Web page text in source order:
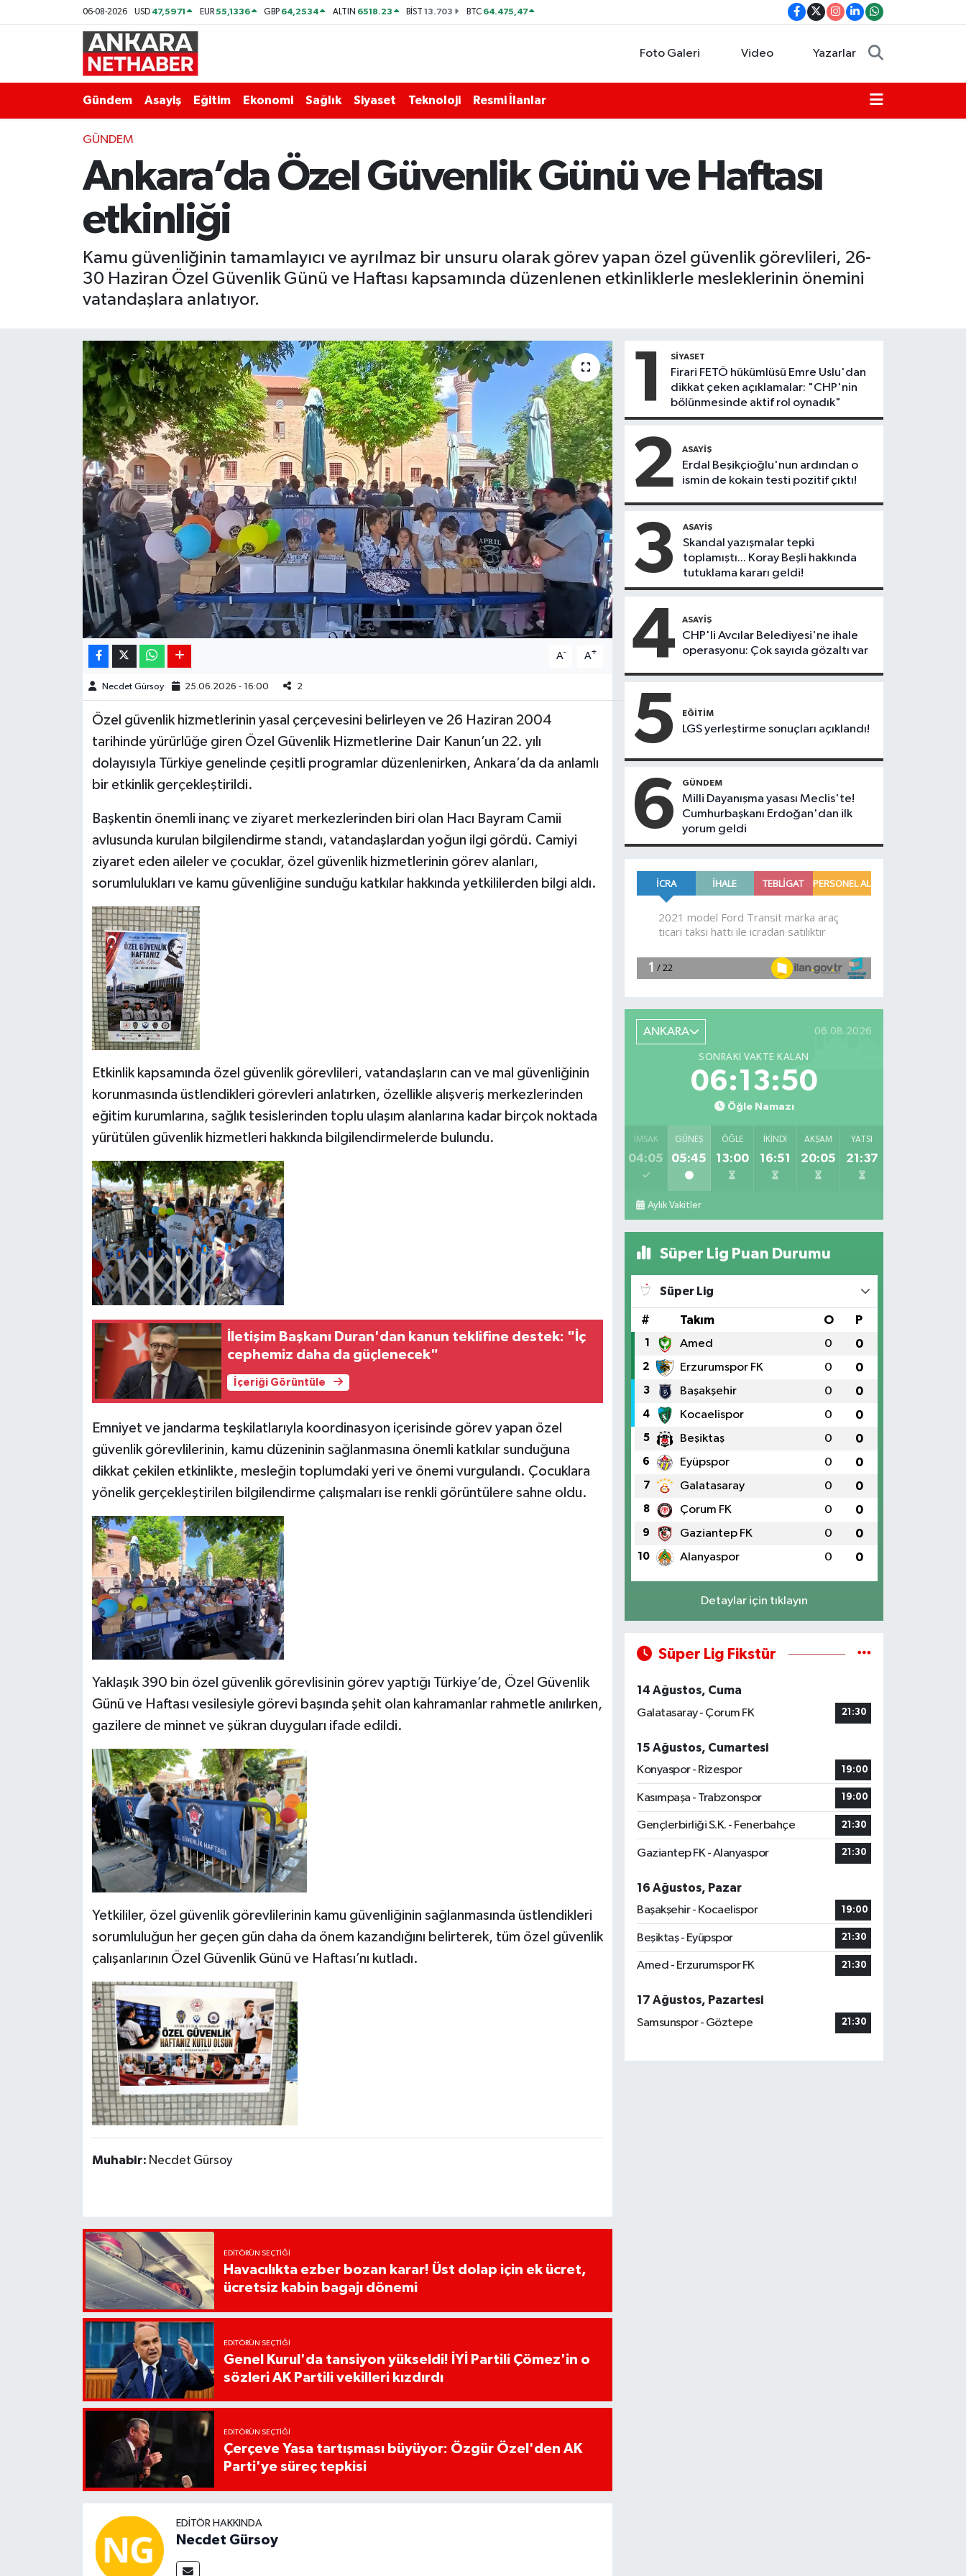
06-08-2026 USD 47,5971 EUR55,1336 GBP 64,2534 ALTIN 6518.23 BİST13.703 BTC 64.475,47
Foto Galeri Video Yazarlar
Gündem Asayiş Eğitim Ekonomi Sağlık Siyaset Teknoloji Resmi İlanlar
GÜNDEM
Ankara’da Özel Güvenlik Günü ve Haftası
etkinliği
Kamu güvenliğinin tamamlayıcı ve ayrılmaz bir unsuru olarak görev yapan özel güvenlik görevlileri, 26-
30 Haziran Özel Güvenlik Günü ve Haftası kapsamında düzenlenen etkinliklerle mesleklerinin önemini
vatandaşlara anlatıyor.
A- A+
Necdet Gürsoy 25.06.2026 - 16:00 2
Özel güvenlik hizmetlerinin yasal çerçevesini belirleyen ve 26 Haziran 2004
tarihinde yürürlüğe giren Özel Güvenlik Hizmetlerine Dair Kanun’un 22. yılı
dolayısıyla Türkiye genelinde çeşitli programlar düzenlenirken, Ankara’da da anlamlı
bir etkinlik gerçekleştirildi.
Başkentin önemli inanç ve ziyaret merkezlerinden biri olan Hacı Bayram Camii
avlusunda kurulan bilgilendirme standı, vatandaşlardan yoğun ilgi gördü. Camiyi
ziyaret eden aileler ve çocuklar, özel güvenlik hizmetlerinin görev alanları,
sorumlulukları ve kamu güvenliğine sunduğu katkılar hakkında yetkililerden bilgi aldı.
Etkinlik kapsamında özel güvenlik görevlileri, vatandaşların can ve mal güvenliğinin
korunmasında üstlendikleri görevleri anlatırken, özellikle alışveriş merkezlerinden
eğitim kurumlarına, sağlık tesislerinden toplu ulaşım alanlarına kadar birçok noktada
yürütülen güvenlik hizmetleri hakkında bilgilendirmelerde bulundu.
İletişim Başkanı Duran'dan kanun teklifine destek: "İç
cephemiz daha da güçlenecek"
İçeriği Görüntüle
Emniyet ve jandarma teşkilatlarıyla koordinasyon içerisinde görev yapan özel
güvenlik görevlilerinin, kamu düzeninin sağlanmasına önemli katkılar sunduğuna
dikkat çekilen etkinlikte, mesleğin toplumdaki yeri ve önemi vurgulandı. Çocuklara
yönelik gerçekleştirilen bilgilendirme çalışmaları ise renkli görüntülere sahne oldu.
Yaklaşık 390 bin özel güvenlik görevlisinin görev yaptığı Türkiye’de, Özel Güvenlik
Günü ve Haftası vesilesiyle görevi başında şehit olan kahramanlar rahmetle anılırken,
gazilere de minnet ve şükran duyguları ifade edildi.
Yetkililer, özel güvenlik görevlilerinin kamu güvenliğinin sağlanmasında üstlendikleri
sorumluluğun her geçen gün daha da önem kazandığını belirterek, tüm özel güvenlik
çalışanlarının Özel Güvenlik Günü ve Haftası’nı kutladı.
Muhabir: Necdet Gürsoy
EDITÖRÜN SEÇTIĞI
Havacılıkta ezber bozan karar! Üst dolap için ek ücret,
ücretsiz kabin bagajı dönemi
EDITÖRÜN SEÇTIĞI
Genel Kurul'da tansiyon yükseldi! İYİ Partili Çömez'in o
sözleri AK Partili vekilleri kızdırdı
EDITÖRÜN SEÇTIĞI
Çerçeve Yasa tartışması büyüyor: Özgür Özel'den AK
Parti'ye süreç tepkisi
EDITÖR HAKKINDA
Necdet Gürsoy
1 SIYASET
Firari FETÖ hükümlüsü Emre Uslu'dan
dikkat çeken açıklamalar: "CHP'nin
bölünmesinde aktif rol oynadık"
2 ASAYIŞ
Erdal Beşikçioğlu'nun ardından o
ismin de kokain testi pozitif çıktı!
3 ASAYIŞ
Skandal yazışmalar tepki
toplamıştı... Koray Beşli hakkında
tutuklama kararı geldi!
4 ASAYIŞ
CHP'li Avcılar Belediyesi'ne ihale
operasyonu: Çok sayıda gözaltı var
5 EĞITIM
LGS yerleştirme sonuçları açıklandı!
6 GÜNDEM
Milli Dayanışma yasası Meclis'te!
Cumhurbaşkanı Erdoğan'dan ilk
yorum geldi
ANKARA 06.08.2026
SONRAKI VAKTE KALAN
06:13:49
Öğle Namazı
İMSAK
04:05
GÜNEŞ
05:45
ÖĞLE
13:00
İKINDI
16:51
AKŞAM
20:05
YATSI
21:37
Aylık Vakitler
Süper Lig Puan Durumu
Süper Lig
# Takım O P
1 Amed 0 0
2 Erzurumspor FK 0 0
3 Başakşehir 0 0
4 Kocaelispor 0 0
5 Beşiktaş 0 0
6 Eyüpspor 0 0
7 Galatasaray 0 0
8 Çorum FK 0 0
9 Gaziantep FK 0 0
10 Alanyaspor 0 0
Detaylar için tıklayın
Süper Lig Fikstür
14 Ağustos, Cuma
Galatasaray - Çorum FK
21:30
15 Ağustos, Cumartesi
Konyaspor - Rizespor
19:00
Kasımpaşa - Trabzonspor 19:00
Gençlerbirliği S.K. - Fenerbahçe 21:30
Gaziantep FK - Alanyaspor 21:30
16 Ağustos, Pazar
Başakşehir - Kocaelispor
19:00
Beşiktaş - Eyüpspor 21:30
Amed - Erzurumspor FK 21:30
17 Ağustos, Pazartesi
Samsunspor - Göztepe
21:30
Ekonomi
Kim Kimdir Nereli
Resmi İlanlar
Teknoloji
Ankara Hava Durumu
Tüm Manşetler
Son Dakika Haberleri
Haber Arşivi